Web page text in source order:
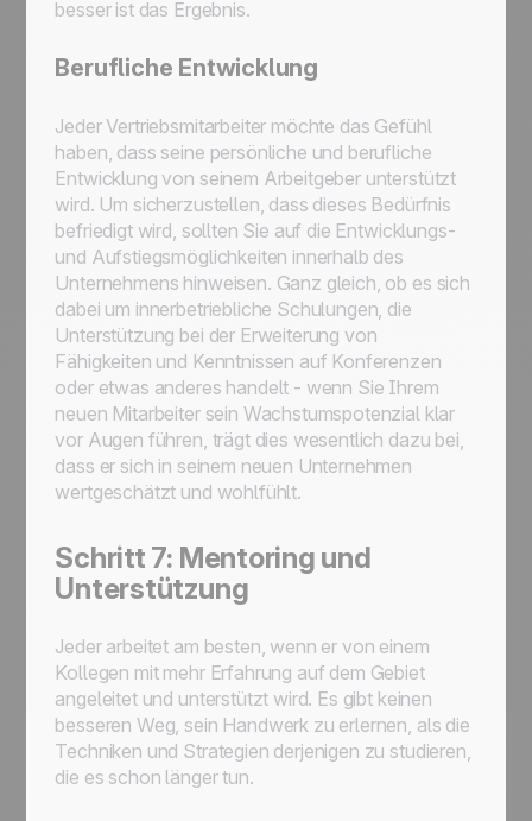
besser ist das Ergebnis.
Berufliche Entwicklung
Jeder Vertriebsmitarbeiter möchte das Gefühl
haben, dass seine persönliche und berufliche
Entwicklung von seinem Arbeitgeber unterstützt
wird. Um sicherzustellen, dass dieses Bedürfnis
befriedigt wird, sollten Sie auf die Entwicklungs-
und Aufstiegsmöglichkeiten innerhalb des
Unternehmens hinweisen. Ganz gleich, ob es sich
dabei um innerbetriebliche Schulungen, die
Unterstützung bei der Erweiterung von
Fähigkeiten und Kenntnissen auf Konferenzen
oder etwas anderes handelt - wenn Sie Ihrem
neuen Mitarbeiter sein Wachstumspotenzial klar
vor Augen führen, trägt dies wesentlich dazu bei,
dass er sich in seinem neuen Unternehmen
wertgeschätzt und wohlfühlt.
Schritt 7: Mentoring und
Unterstützung
Jeder arbeitet am besten, wenn er von einem
Kollegen mit mehr Erfahrung auf dem Gebiet
angeleitet und unterstützt wird. Es gibt keinen
besseren Weg, sein Handwerk zu erlernen, als die
Techniken und Strategien derjenigen zu studieren,
die es schon länger tun.